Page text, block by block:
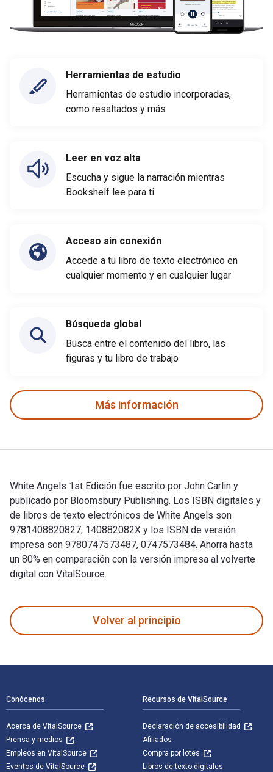
Herramientas de estudio
Herramientas de estudio incorporadas,
como resaltados y más
Leer en voz alta
Escucha y sigue la narración mientras
Bookshelf lee para ti
Acceso sin conexión
Accede a tu libro de texto electrónico en
cualquier momento y en cualquier lugar
Búsqueda global
Busca entre el contenido del libro, las
figuras y tu libro de trabajo
Más información
White Angels 1st Edición fue escrito por John Carlin y
publicado por Bloomsbury Publishing. Los ISBN digitales y
de libros de texto electrónicos de White Angels son
9781408820827, 140882082X y los ISBN de versión
impresa son 9780747573487, 0747573484. Ahorra hasta
un 80% en comparación con la versión impresa al volverte
digital con VitalSource.
Volver al principio
Conócenos
Acerca de VitalSource
Prensa y medios
Empleos en VitalSource
Eventos de VitalSource
Recursos de VitalSource
Declaración de accesibilidad
Afiliados
Compra por lotes
Libros de texto digitales